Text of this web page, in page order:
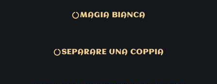
MAGIA BIANCA
SEPARARE UNA COPPIA